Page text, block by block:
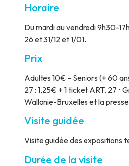
Horaire
Du mardi au vendredi 9h30-
26 et 31/12 et 1/01.
Prix
Adultes 10€ - Seniors (+ 60
27 : 1,25€ + 1 ticket ART. 27 •
Wallonie-Bruxelles et la presse
Visite guidée
Visite guidée des expositions
Durée de la visite